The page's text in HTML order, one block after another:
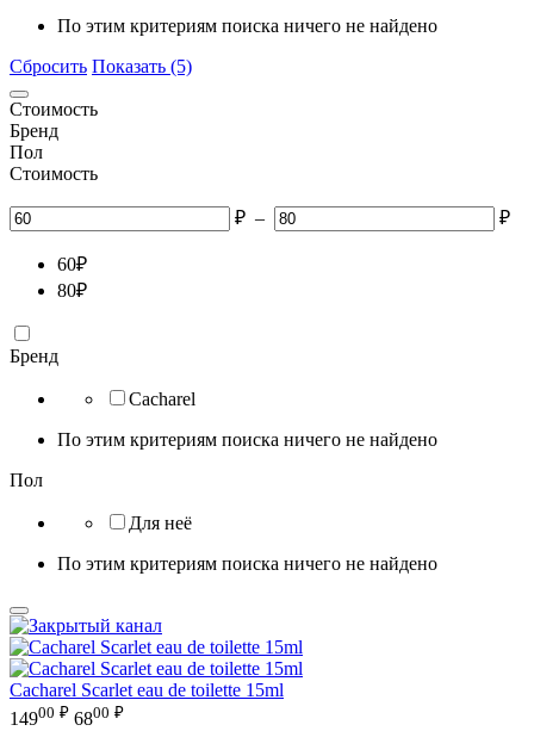
По этим критериям поиска ничего не найдено
Сбросить Показать (5)
Стоимость
Бренд
Пол
Стоимость
₽ – ₽
60₽
80₽
Бренд
Cacharel
По этим критериям поиска ничего не найдено
Пол
Для неё
По этим критериям поиска ничего не найдено
Cacharel Scarlet eau de toilette 15ml
14900 ₽ 6800 ₽